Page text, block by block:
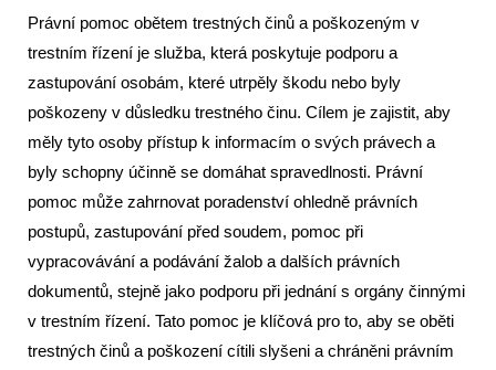
Právní pomoc obětem trestných činů a poškozeným v
trestním řízení je služba, která poskytuje podporu a
zastupování osobám, které utrpěly škodu nebo byly
poškozeny v důsledku trestného činu. Cílem je zajistit, aby
měly tyto osoby přístup k informacím o svých právech a
byly schopny účinně se domáhat spravedlnosti. Právní
pomoc může zahrnovat poradenství ohledně právních
postupů, zastupování před soudem, pomoc při
vypracovávání a podávání žalob a dalších právních
dokumentů, stejně jako podporu při jednání s orgány činnými
v trestním řízení. Tato pomoc je klíčová pro to, aby se oběti
trestných činů a poškození cítili slyšeni a chráněni právním